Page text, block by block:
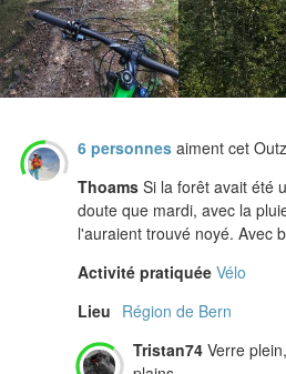
6 personnes aiment cet
Thoams Si la forêt avait été
doute que mardi, avec la
l'auraient trouvé noyé. Avec
Activité pratiquée Vélo
Lieu Région de Bern
Tristan74 Verre